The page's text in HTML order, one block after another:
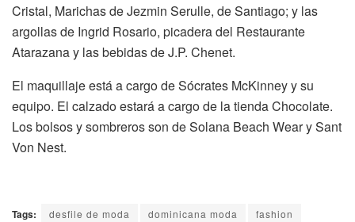
Cristal, Marichas de Jezmin Serulle, de Santiago; y las
argollas de Ingrid Rosario, picadera del Restaurante
Atarazana y las bebidas de J.P. Chenet.
El maquillaje está a cargo de Sócrates McKinney y su
equipo. El calzado estará a cargo de la tienda Chocolate.
Los bolsos y sombreros son de Solana Beach Wear y Sant
Von Nest.
Tags: desfile de moda dominicana moda fashion